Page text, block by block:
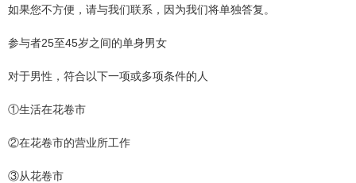
如果您不方便，请与我们联系，因为我们将单独答复。
参与者25至45岁之间的单身男女
对于男性，符合以下一项或多项条件的人
①生活在花卷市
②在花卷市的营业所工作
③从花卷市